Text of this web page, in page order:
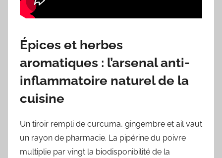
Épices et herbes
aromatiques : l’arsenal anti-
inflammatoire naturel de la
cuisine
Un tiroir rempli de curcuma, gingembre et ail vaut
un rayon de pharmacie. La pipérine du poivre
multiplie par vingt la biodisponibilité de la